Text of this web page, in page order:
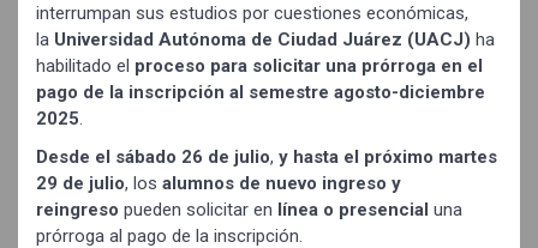
interrumpan sus estudios por cuestiones económicas,
la Universidad Autónoma de Ciudad Juárez (UACJ) ha
habilitado el proceso para solicitar una prórroga en el
pago de la inscripción al semestre agosto-diciembre
2025
Desde el sábado 26 de julio, y hasta el próximo martes
29 de julio, los alumnos de nuevo ingreso y
reingreso pueden solicitar en línea o presencial una
prórroga al pago de la inscripción.